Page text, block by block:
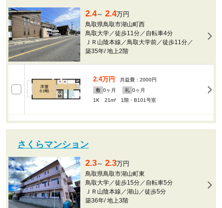
2.4～ 2.4万円
鳥取県鳥取市湖山町西
鳥取大学／徒歩11分／自転車4分
ＪＲ山陰本線／鳥取大学前／徒歩11分／
築35年/地上2階
2.4万円
共益費：2000円
敷 0ヶ月 礼 0ヶ月
1K 21m²
1階・B101号室
さくらマンション
2.3～ 2.3万円
鳥取県鳥取市湖山町東
鳥取大学／徒歩15分／自転車5分
ＪＲ山陰本線／湖山／徒歩5分
築36年/地上3階